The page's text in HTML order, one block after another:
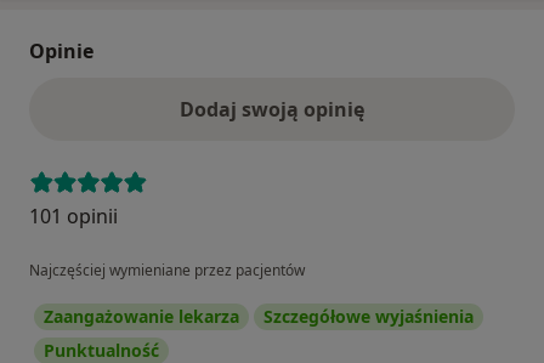
Opinie
Dodaj swoją opinię
101 opinii
Najczęściej wymieniane przez pacjentów
Zaangażowanie lekarza
Szczegółowe wyjaśnienia
Punktualność